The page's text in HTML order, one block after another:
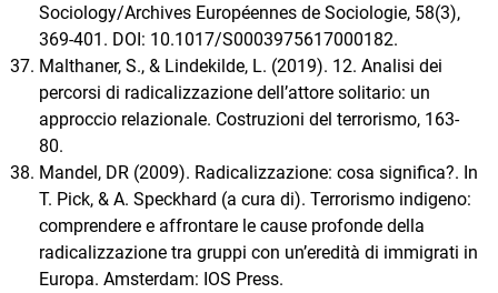
Sociology/Archives Européennes de Sociologie, 58(3),
369-401. DOI: 10.1017/S0003975617000182.
Malthaner, S., & Lindekilde, L. (2019). 12. Analisi dei
percorsi di radicalizzazione dell’attore solitario: un
approccio relazionale. Costruzioni del terrorismo, 163-
80.
Mandel, DR (2009). Radicalizzazione: cosa significa?. In
T. Pick, & A. Speckhard (a cura di). Terrorismo indigeno:
comprendere e affrontare le cause profonde della
radicalizzazione tra gruppi con un’eredità di immigrati in
Europa. Amsterdam: IOS Press.